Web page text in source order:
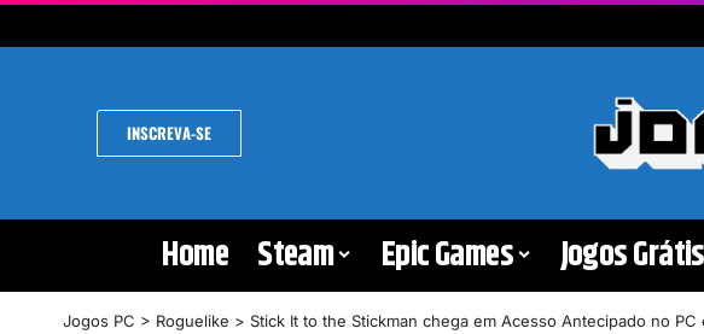
INSCREVA-SE
Home Steam Epic Games Jogos Grátis
Jogos PC > Roguelike > Stick It to the Stickman chega em Acesso Antecipado no PC